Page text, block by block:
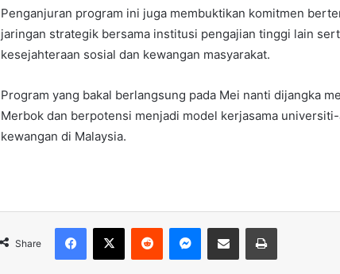
Penganjuran program ini juga membuktikan komitmen
jaringan strategik bersama institusi pengajian tinggi lain
kesejahteraan sosial dan kewangan masyarakat.
Program yang bakal berlangsung pada Mei nanti dijangka
Merbok dan berpotensi menjadi model kerjasama
kewangan di Malaysia.
Share